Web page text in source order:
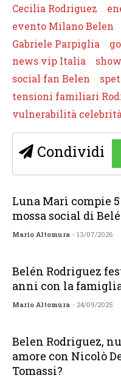
Cecilia Rodriguez
evento Milano Belen
Gabriele Parpiglia
news vip Italia
social fan Belen
tensioni familiari
vulnerabilità
Condividi
Luna Marì compie
mossa social di
Mario Altomura - 13/07/2026
Belén Rodriguez
anni con la
Mario Altomura - 24/09/2025
Belen Rodriguez,
amore con Nicolò
Tomassi?